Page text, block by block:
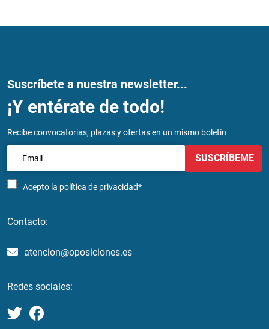
Suscríbete a nuestra newsletter...
¡Y entérate de todo!
Recibe convocatorias, plazas y ofertas en un mismo boletín
Acepto la política de privacidad*
SUSCRÍBEME
Contacto:
atencion@oposiciones.es
Redes sociales: